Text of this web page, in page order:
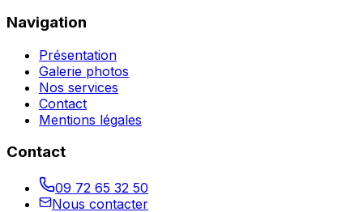
Navigation
Présentation
Galerie photos
Nos services
Contact
Mentions légales
Contact
09 72 65 32 50
Nous contacter